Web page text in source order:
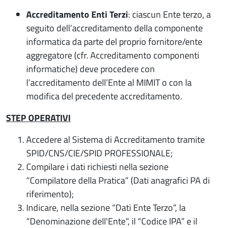
Accreditamento Enti Terzi: ciascun Ente terzo, a
seguito dell’accreditamento della componente
informatica da parte del proprio fornitore/ente
aggregatore (cfr. Accreditamento componenti
informatiche) deve procedere con
l’accreditamento dell’Ente al MIMIT o con la
modifica del precedente accreditamento.
STEP OPERATIVI
Accedere al Sistema di Accreditamento tramite
SPID/CNS/CIE/SPID PROFESSIONALE;
Compilare i dati richiesti nella sezione
“Compilatore della Pratica” (Dati anagrafici PA di
riferimento);
Indicare, nella sezione “Dati Ente Terzo”, la
“Denominazione dell'Ente”, il “Codice IPA” e il